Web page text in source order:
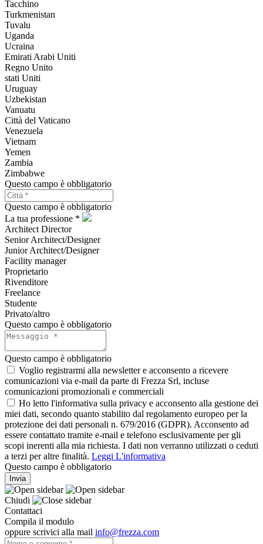
Tacchino
Turkmenistan
Tuvalu
Uganda
Ucraina
Emirati Arabi Uniti
Regno Unito
stati Uniti
Uruguay
Uzbekistan
Vanuatu
Città del Vaticano
Venezuela
Vietnam
Yemen
Zambia
Zimbabwe
Questo campo è obbligatorio
Questo campo è obbligatorio
La tua professione *
Architect Director
Senior Architect/Designer
Junior Architect/Designer
Facility manager
Proprietario
Rivenditore
Freelance
Studente
Privato/altro
Questo campo è obbligatorio
Questo campo è obbligatorio
Voglio registrarmi alla newsletter e acconsento a ricevere
comunicazioni via e-mail da parte di Frezza Srl, incluse
comunicazioni promozionali e commerciali
Ho letto l'informativa sulla privacy e acconsento alla gestione dei
miei dati, secondo quanto stabilito dal regolamento europeo per la
protezione dei dati personali n. 679/2016 (GDPR). Acconsento ad
essere contattato tramite e-mail e telefono esclusivamente per gli
scopi inerenti alla mia richiesta. I dati non verranno utilizzati o ceduti
a terzi per altre finalità. Leggi L'informativa
Questo campo è obbligatorio
Invia
Chiudi
Contattaci
Compila il modulo
oppure scrivici alla mail info@frezza.com